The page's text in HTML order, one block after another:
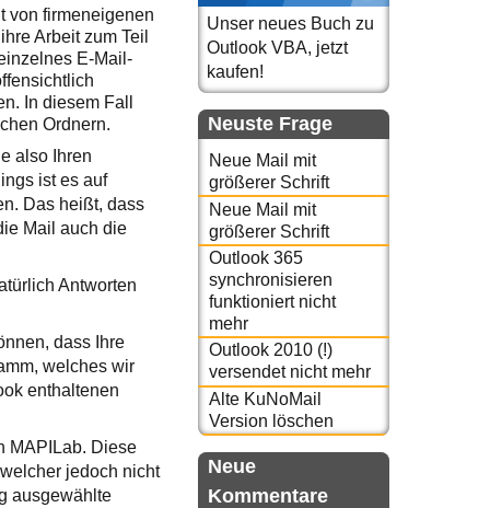
von firmeneigenen
Arbeit zum Teil
E-Mail-
In diesem Fall
Ordnern.
also Ihren
ist es auf
Das heißt, dass
Mail auch die
Antworten
dass Ihre
welches wir
enthaltenen
MAPILab. Diese
jedoch nicht
ausgewählte
Unser neues Buch zu
Outlook VBA, jetzt
kaufen!
Neuste Frage
Neue Mail mit
größerer Schrift
Neue Mail mit
größerer Schrift
Outlook 365
synchronisieren
funktioniert nicht
mehr
Outlook 2010 (!)
versendet nicht mehr
Alte KuNoMail
Version löschen
Neue
Kommentare